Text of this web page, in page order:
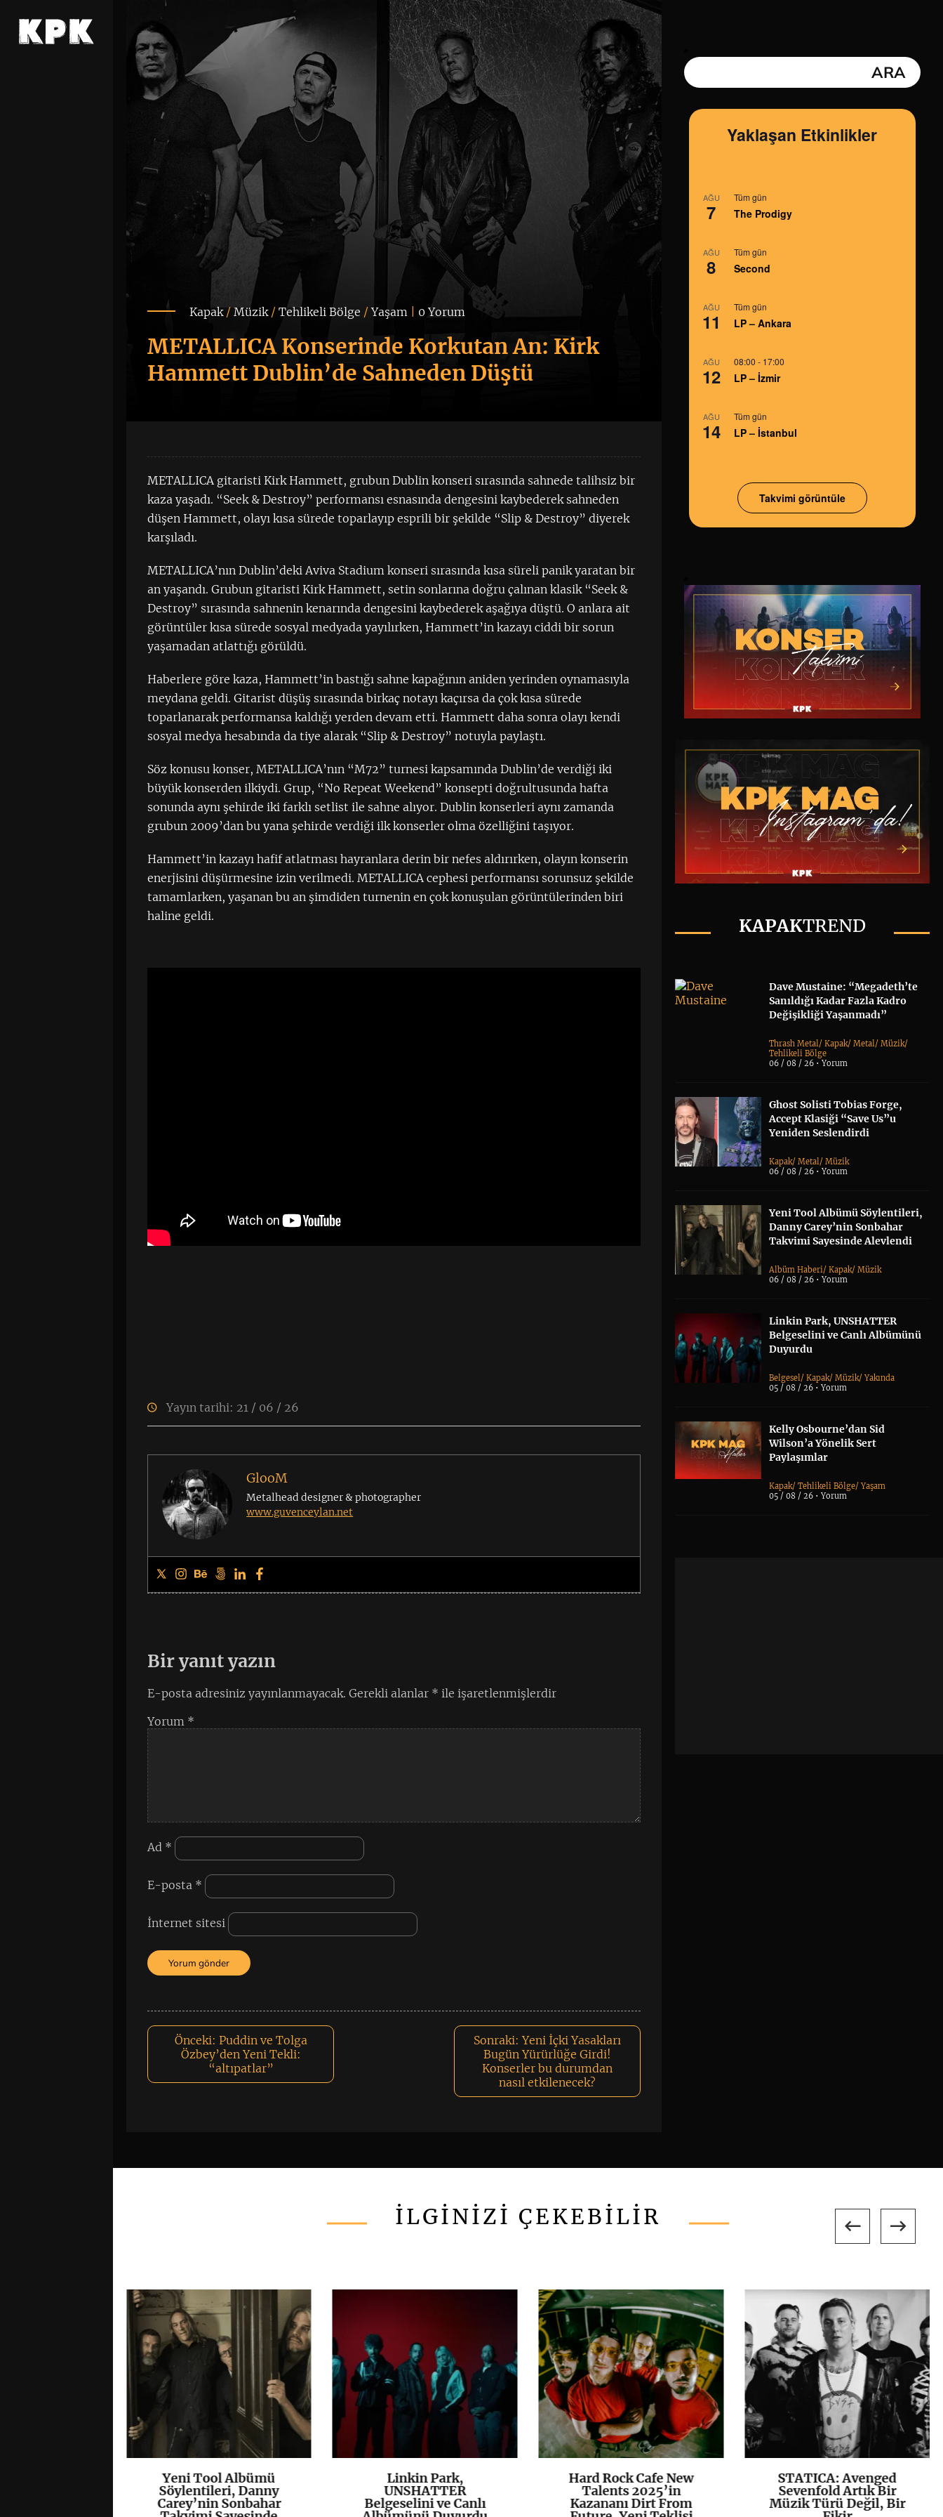
Kapak/Müzik/Tehlikeli Bölge /Yaşam 0 Yorum
METALLICA Konserinde Korkutan An: Kirk
Hammett Dublin’de Sahneden Düştü
METALLICA gitaristi Kirk Hammett, grubun Dublin konseri sırasında sahnede talihsiz bir
kaza yaşadı. “Seek & Destroy” performansı esnasında dengesini kaybederek sahneden
düşen Hammett, olayı kısa sürede toparlayıp esprili bir şekilde “Slip & Destroy” diyerek
karşıladı.
METALLICA’nın Dublin’deki Aviva Stadium konseri sırasında kısa süreli panik yaratan bir
an yaşandı. Grubun gitaristi Kirk Hammett, setin sonlarına doğru çalınan klasik “Seek &
Destroy” sırasında sahnenin kenarında dengesini kaybederek aşağıya düştü. O anlara ait
görüntüler kısa sürede sosyal medyada yayılırken, Hammett’in kazayı ciddi bir sorun
yaşamadan atlattığı görüldü.
Haberlere göre kaza, Hammett’in bastığı sahne kapağının aniden yerinden oynamasıyla
meydana geldi. Gitarist düşüş sırasında birkaç notayı kaçırsa da çok kısa sürede
toparlanarak performansa kaldığı yerden devam etti. Hammett daha sonra olayı kendi
sosyal medya hesabında da tiye alarak “Slip & Destroy” notuyla paylaştı.
Söz konusu konser, METALLICA’nın “M72” turnesi kapsamında Dublin’de verdiği iki
büyük konserden ilkiydi. Grup, “No Repeat Weekend” konsepti doğrultusunda hafta
sonunda aynı şehirde iki farklı setlist ile sahne alıyor. Dublin konserleri aynı zamanda
grubun 2009’dan bu yana şehirde verdiği ilk konserler olma özelliğini taşıyor.
Hammett’in kazayı hafif atlatması hayranlara derin bir nefes aldırırken, olayın konserin
enerjisini düşürmesine izin verilmedi. METALLICA cephesi performansı sorunsuz şekilde
tamamlarken, yaşanan bu an şimdiden turnenin en çok konuşulan görüntülerinden biri
haline geldi.
Yayın tarihi: 21 / 06 / 26
GlooM
Metalhead designer & photographer
www.guvenceylan.net
Bir yanıt yazın
E-posta adresiniz yayınlanmayacak. Gerekli alanlar * ile işaretlenmişlerdir
Yorum *
Ad *
E-posta *
İnternet sitesi
Önceki: Puddin ve Tolga
Özbey’den Yeni Tekli:
“altıpatlar”
Sonraki: Yeni İçki Yasakları
Bugün Yürürlüğe Girdi!
Konserler bu durumdan
nasıl etkilenecek?
Yaklaşan Etkinlikler
AĞU
7
Tüm gün
The Prodigy
AĞU
8
Tüm gün
Second
AĞU
11
Tüm gün
LP – Ankara
AĞU
12
08:00 - 17:00
LP – İzmir
AĞU
14
Tüm gün
LP – İstanbul
Takvimi görüntüle
KAPAKTREND
Dave Mustaine: “Megadeth’te
Sanıldığı Kadar Fazla Kadro
Değişikliği Yaşanmadı”
Thrash Metal/Kapak/Metal/Müzik/
Tehlikeli Bölge
06 / 08 / 26 •Yorum
Ghost Solisti Tobias Forge,
Accept Klasiği “Save Us”u
Yeniden Seslendirdi
Kapak/Metal/Müzik
06 / 08 / 26 •Yorum
Yeni Tool Albümü Söylentileri,
Danny Carey’nin Sonbahar
Takvimi Sayesinde Alevlendi
Albüm Haberi/Kapak/Müzik
06 / 08 / 26 •Yorum
Linkin Park, UNSHATTER
Belgeselini ve Canlı Albümünü
Duyurdu
Belgesel/Kapak/Müzik/Yakında
05 / 08 / 26 •Yorum
Kelly Osbourne’dan Sid
Wilson’a Yönelik Sert
Paylaşımlar
Kapak/Tehlikeli Bölge/Yaşam
05 / 08 / 26 •Yorum
İLGİNİZİ ÇEKEBİLİR
K+
Yeni Tool Albümü
Söylentileri, Danny
Carey’nin Sonbahar
K+
Linkin Park,
UNSHATTER
Belgeselini ve Canlı
K+
Hard Rock Cafe New
Talents 2025’in
Kazananı Dirt From
K+
STATICA: Avenged
Sevenfold Artık Bir
Müzik Türü Değil, Bir